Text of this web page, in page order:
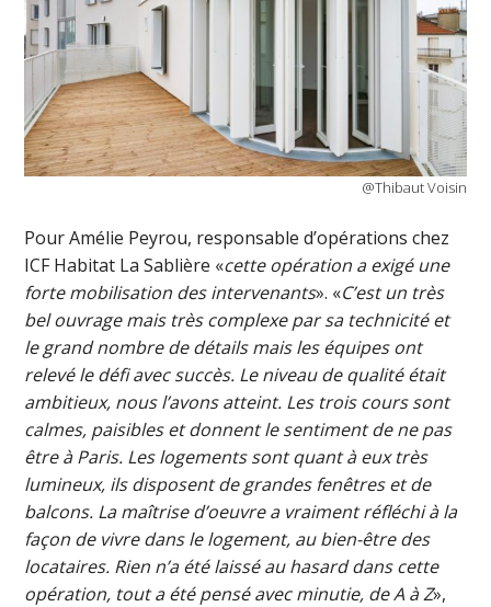
@Thibaut Voisin
Pour Amélie Peyrou, responsable d’opérations chez
ICF Habitat La Sablière «cette opération a exigé une
forte mobilisation des intervenants». «C’est un très
bel ouvrage mais très complexe par sa technicité et
le grand nombre de détails mais les équipes ont
relevé le défi avec succès. Le niveau de qualité était
ambitieux, nous l’avons atteint. Les trois cours sont
calmes, paisibles et donnent le sentiment de ne pas
être à Paris. Les logements sont quant à eux très
lumineux, ils disposent de grandes fenêtres et de
balcons. La maîtrise d’oeuvre a vraiment réfléchi à la
façon de vivre dans le logement, au bien-être des
locataires. Rien n’a été laissé au hasard dans cette
opération, tout a été pensé avec minutie, de A à Z»,